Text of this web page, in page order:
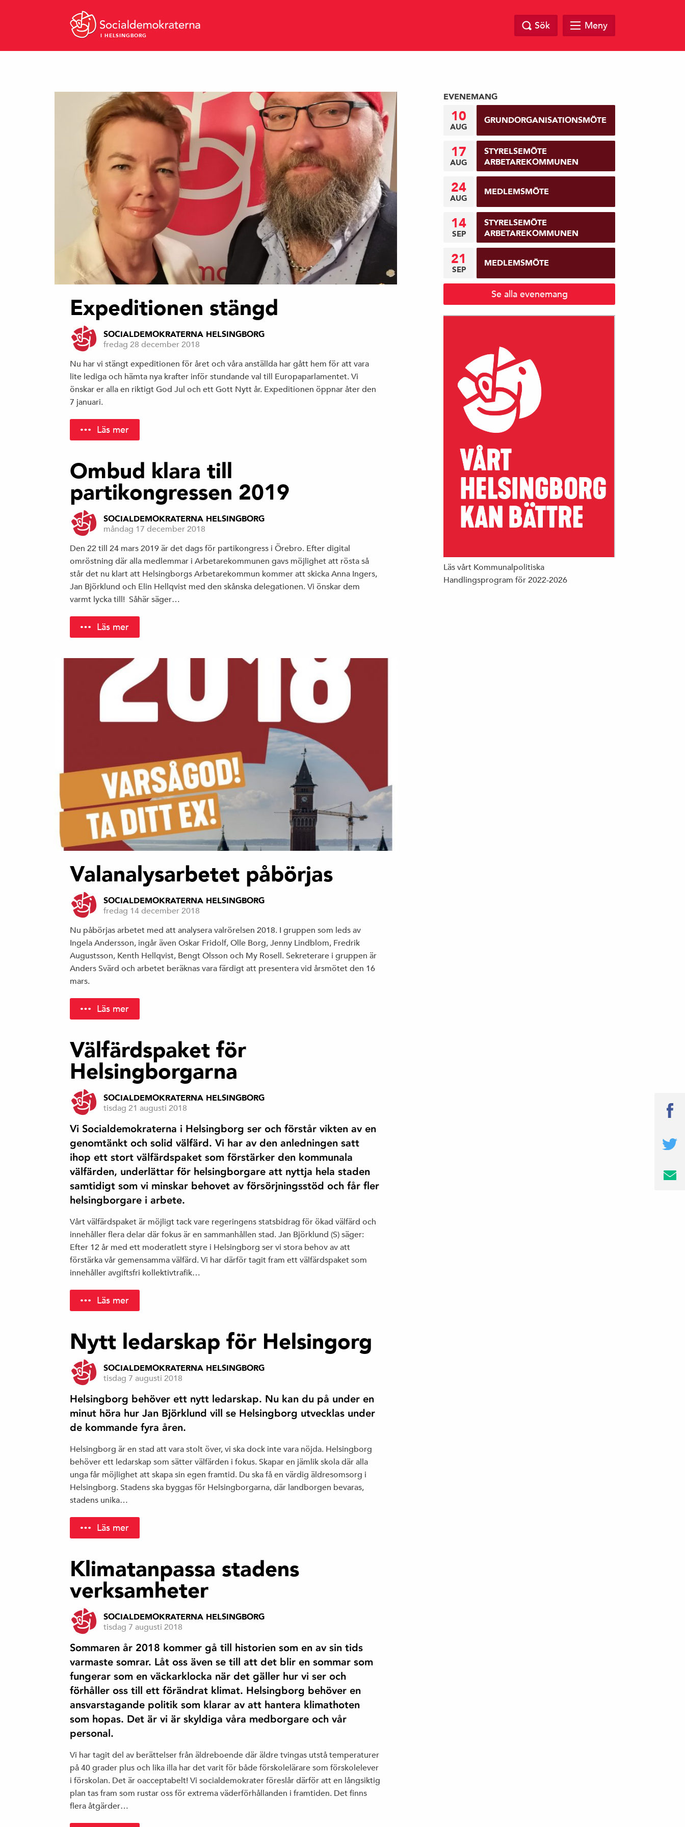
I HELSINGBORG
Sök Meny
Expeditionen stängd
SOCIALDEMOKRATERNA HELSINGBORG
fredag 28 december 2018
Nu har vi stängt expeditionen för året och våra anställda har gått hem för att vara
lite lediga och hämta nya krafter inför stundande val till Europaparlamentet. Vi
önskar er alla en riktigt God Jul och ett Gott Nytt år. Expeditionen öppnar åter den
7 januari.
Läs mer
Ombud klara till
partikongressen 2019
SOCIALDEMOKRATERNA HELSINGBORG
måndag 17 december 2018
Den 22 till 24 mars 2019 är det dags för partikongress i Örebro. Efter digital
omröstning där alla medlemmar i Arbetarekommunen gavs möjlighet att rösta så
står det nu klart att Helsingborgs Arbetarekommun kommer att skicka Anna Ingers,
Jan Björklund och Elin Hellqvist med den skånska delegationen. Vi önskar dem
varmt lycka till! Såhär säger…
Läs mer
Valanalysarbetet påbörjas
SOCIALDEMOKRATERNA HELSINGBORG
fredag 14 december 2018
Nu påbörjas arbetet med att analysera valrörelsen 2018. I gruppen som leds av
Ingela Andersson, ingår även Oskar Fridolf, Olle Borg, Jenny Lindblom, Fredrik
Augustsson, Kenth Hellqvist, Bengt Olsson och My Rosell. Sekreterare i gruppen är
Anders Svärd och arbetet beräknas vara färdigt att presentera vid årsmötet den 16
mars.
Läs mer
Välfärdspaket för
Helsingborgarna
SOCIALDEMOKRATERNA HELSINGBORG
tisdag 21 augusti 2018
Vi Socialdemokraterna i Helsingborg ser och förstår vikten av en
genomtänkt och solid välfärd. Vi har av den anledningen satt
ihop ett stort välfärdspaket som förstärker den kommunala
välfärden, underlättar för helsingborgare att nyttja hela staden
samtidigt som vi minskar behovet av försörjningsstöd och får fler
helsingborgare i arbete.
Vårt välfärdspaket är möjligt tack vare regeringens statsbidrag för ökad välfärd och
innehåller flera delar där fokus är en sammanhållen stad. Jan Björklund (S) säger:
Efter 12 år med ett moderatlett styre i Helsingborg ser vi stora behov av att
förstärka vår gemensamma välfärd. Vi har därför tagit fram ett välfärdspaket som
innehåller avgiftsfri kollektivtrafik…
Läs mer
Nytt ledarskap för Helsingorg
SOCIALDEMOKRATERNA HELSINGBORG
tisdag 7 augusti 2018
Helsingborg behöver ett nytt ledarskap. Nu kan du på under en
minut höra hur Jan Björklund vill se Helsingborg utvecklas under
de kommande fyra åren.
Helsingborg är en stad att vara stolt över, vi ska dock inte vara nöjda. Helsingborg
behöver ett ledarskap som sätter välfärden i fokus. Skapar en jämlik skola där alla
unga får möjlighet att skapa sin egen framtid. Du ska få en värdig äldresomsorg i
Helsingborg. Stadens ska byggas för Helsingborgarna, där landborgen bevaras,
stadens unika…
Läs mer
Klimatanpassa stadens
verksamheter
SOCIALDEMOKRATERNA HELSINGBORG
tisdag 7 augusti 2018
Sommaren år 2018 kommer gå till historien som en av sin tids
varmaste somrar. Låt oss även se till att det blir en sommar som
fungerar som en väckarklocka när det gäller hur vi ser och
förhåller oss till ett förändrat klimat. Helsingborg behöver en
ansvarstagande politik som klarar av att hantera klimathoten
som hopas. Det är vi är skyldiga våra medborgare och vår
personal.
Vi har tagit del av berättelser från äldreboende där äldre tvingas utstå temperaturer
på 40 grader plus och lika illa har det varit för både förskolelärare som förskolelever
i förskolan. Det är oacceptabelt! Vi socialdemokrater föreslår därför att en långsiktig
plan tas fram som rustar oss för extrema väderförhållanden i framtiden. Det finns
flera åtgärder…
EVENEMANG
10
AUG
GRUNDORGANISATIONSMÖTE
17
AUG
STYRELSEMÖTE
ARBETAREKOMMUNEN
24
AUG
MEDLEMSMÖTE
14
SEP
STYRELSEMÖTE
ARBETAREKOMMUNEN
21
SEP
MEDLEMSMÖTE
Se alla evenemang
Läs vårt Kommunalpolitiska
Handlingsprogram för 2022-2026